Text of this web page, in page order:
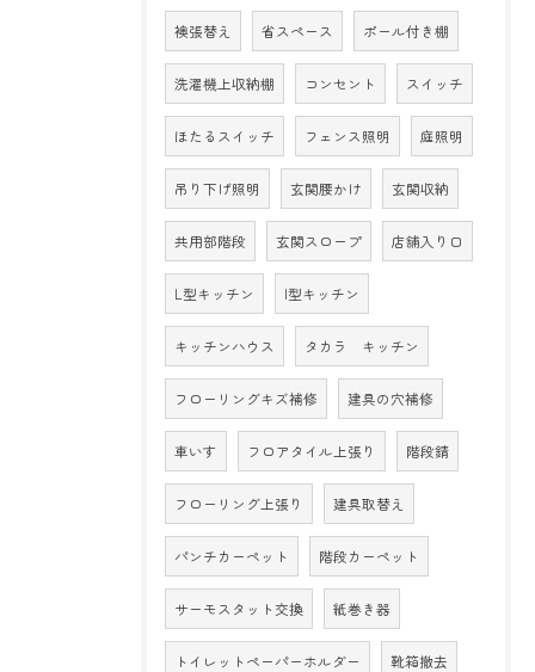
襖張替え 省スペース ポール付き棚
洗濯機上収納棚 コンセント スイッチ
ほたるスイッチ フェンス照明 庭照明
吊り下げ照明 玄関腰かけ 玄関収納
共用部階段 玄関スロープ 店舗入り口
L型キッチン I型キッチン
キッチンハウス タカラ キッチン
フローリングキズ補修 建具の穴補修
車いす フロアタイル上張り 階段錆
フローリング上張り 建具取替え
パンチカーペット 階段カーペット
サーモスタット交換 紙巻き器
トイレットペーパーホルダー 靴箱撤去